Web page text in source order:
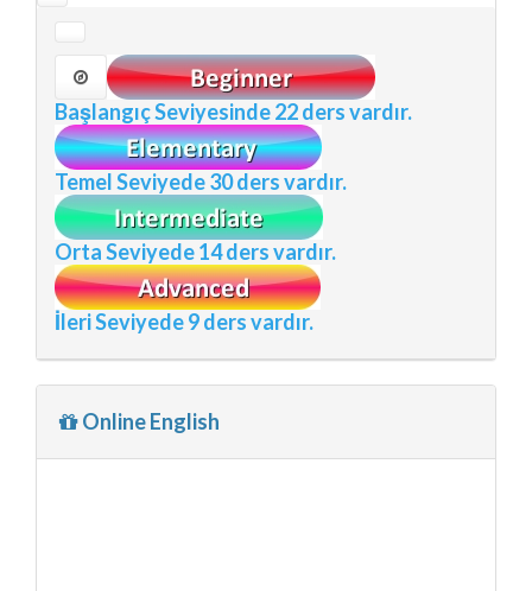
Başlangıç Seviyesinde22 ders vardır.
Temel Seviyede30 ders vardır.
Orta Seviyede14 ders vardır.
İleri Seviyede9 ders vardır.
Online English